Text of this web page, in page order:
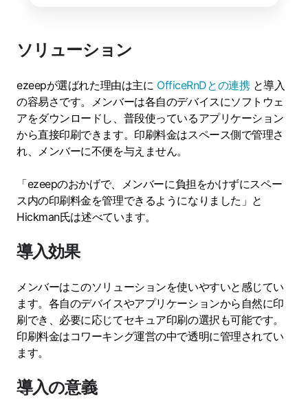
ソリューション
ezeepが選ばれた理由は主に OfficeRnDとの連携と導入
の容易さです。メンバーは各自のデバイスにソフトウェ
アをダウンロードし、普段使っているアプリケーション
から直接印刷できます。印刷料金はスペース側で管理さ
れ、メンバーに不便を与えません。
「ezeepのおかげで、メンバーに負担をかけずにスペー
ス内の印刷料金を管理できるようになりました」と
Hickman氏は述べています。
導入効果
メンバーはこのソリューションを使いやすいと感じてい
ます。各自のデバイスやアプリケーションから自然に印
刷でき、必要に応じてセキュア印刷の選択も可能です。
印刷料金はコワーキング運営の中で透明に管理されてい
ます。
導入の意義